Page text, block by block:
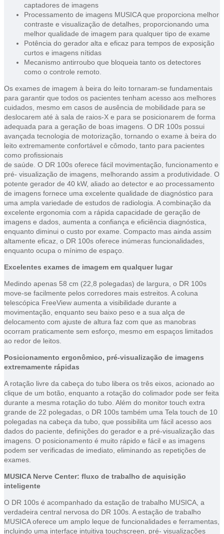
captadores de imagens
Processamento de imagens MUSICA que proporciona melhor
contraste e visualização de detalhes, proporcionando uma
melhor qualidade de imagem para qualquer tipo de exame
Potência do gerador alta e eficaz para tempos de exposição
curtos e imagens nítidas
Mecanismo antirroubo que bloqueia tanto os detectores
como o controle remoto.
Os exames de imagem à beira do leito tornaram-se fundamentais
para garantir que todos os pacientes tenham acesso aos melhores
cuidados, mesmo em casos de ausência de mobilidade para se
deslocarem até à sala de raios-X e para se posicionarem de forma
adequada para a geração de boas imagens. O DR 100s possui
avançada tecnologia de motorização, tornando o exame à beira do
leito extremamente confortável e cômodo, tanto para pacientes
como profissionais
de saúde. O DR 100s oferece fácil movimentação, funcionamento e
pré- visualização de imagens, melhorando assim a produtividade. O
potente gerador de 40 kW, aliado ao detector e ao processamento
de imagens fornece uma excelente qualidade de diagnóstico para
uma ampla variedade de estudos de radiologia. A combinação da
excelente ergonomia com a rápida capacidade de geração de
imagens e dados, aumenta a confiança e eficiência diagnóstica,
enquanto diminui o custo por exame. Compacto mas ainda assim
altamente eficaz, o DR 100s oferece inúmeras funcionalidades,
enquanto ocupa o mínimo de espaço.
Excelentes exames de imagem em qualquer lugar
Medindo apenas 58 cm (22,8 polegadas) de largura, o DR 100s
move-se facilmente pelos corredores mais estreitos. A coluna
telescópica FreeView aumenta a visibilidade durante a
movimentação, enquanto seu baixo peso e a sua alça de
delocamento com ajuste de altura faz com que as manobras
ocorram praticamente sem esforço, mesmo em espaços limitados
ao redor de leitos.
Posicionamento ergonômico, pré-visualização de imagens
extremamente rápidas
A rotação livre da cabeça do tubo libera os três eixos, acionado ao
clique de um botão, enquanto a rotação do colimador pode ser feita
durante a mesma rotação do tubo. Além do monitor touch extra
grande de 22 polegadas, o DR 100s também uma Tela touch de 10
polegadas na cabeça da tubo, que possibilita um fácil acesso aos
dados do paciente, definições do gerador e a pré-visualização das
imagens. O posicionamento é muito rápido e fácil e as imagens
podem ser verificadas de imediato, eliminando as repetições de
exames.
MUSICA Nerve Center: fluxo de trabalho de aquisição
inteligente
O DR 100s é acompanhado da estação de trabalho MUSICA, a
verdadeira central nervosa do DR 100s. A estação de trabalho
MUSICA oferece um amplo leque de funcionalidades e ferramentas,
incluindo uma interface intuitiva touchscreen, pré- visualizações